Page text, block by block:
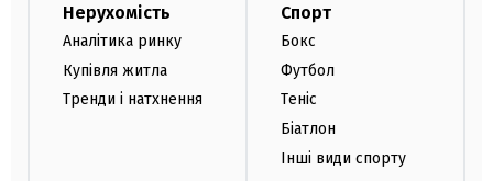
Нерухомість
Аналітика ринку
Купівля житла
Тренди і натхнення
Спорт
Бокс
Футбол
Теніс
Біатлон
Інші види спорту